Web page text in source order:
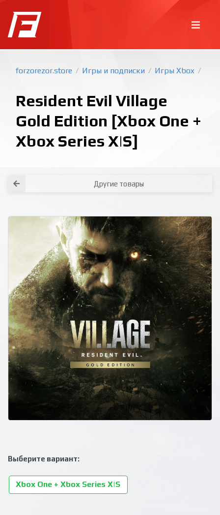
forzorezor.store / Игры и подписки / Игры Xbox /
Resident Evil Village
Gold Edition [Xbox One +
Xbox Series X|S]
Другие товары
Выберите вариант:
Xbox One + Xbox Series X|S